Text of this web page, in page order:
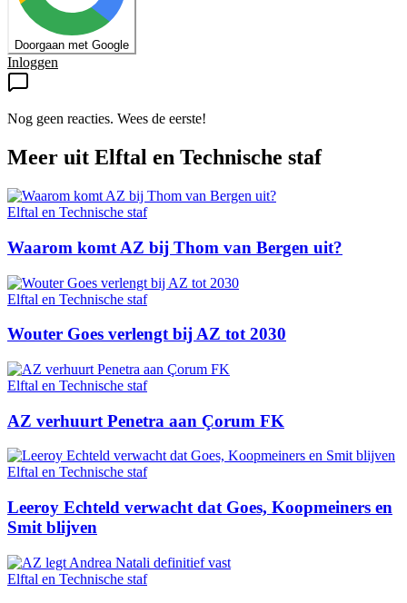
Doorgaan met Google
Inloggen
Nog geen reacties. Wees de eerste!
Meer uit Elftal en Technische staf
Elftal en Technische staf
Waarom komt AZ bij Thom van Bergen uit?
Elftal en Technische staf
Wouter Goes verlengt bij AZ tot 2030
Elftal en Technische staf
AZ verhuurt Penetra aan Çorum FK
Elftal en Technische staf
Leeroy Echteld verwacht dat Goes, Koopmeiners en
Smit blijven
Elftal en Technische staf